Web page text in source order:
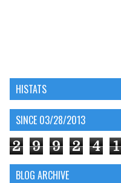
HISTATS
SINCE 03/28/2013
2 9 9 2 4 1
BLOG ARCHIVE